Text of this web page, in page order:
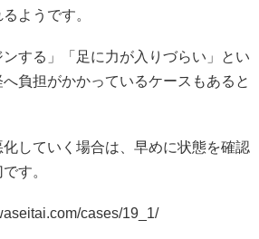
ようです。
ンする」「足に力が入りづらい」とい
負担がかかっているケースもあると
していく場合は、早めに状態を確認
す。
cases/19_1/